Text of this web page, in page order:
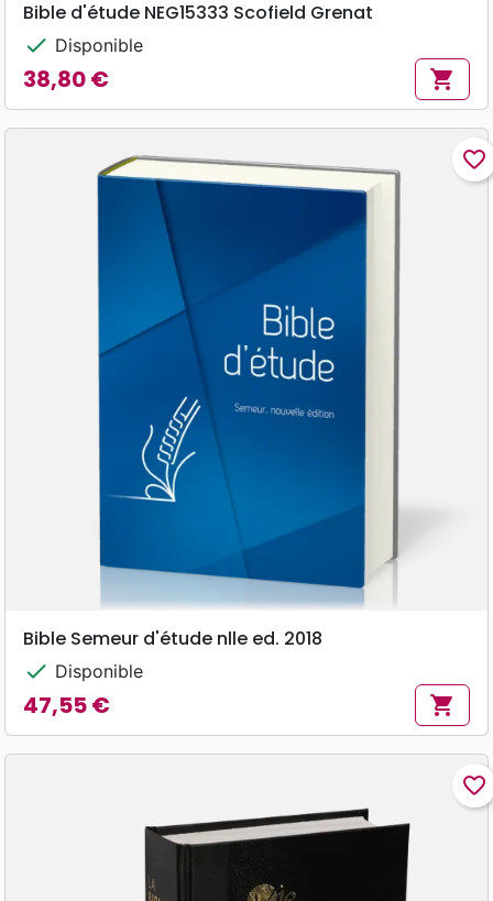
Bible d'étude NEG15333 Scofield Grenat
check Disponible
Prix
38,80 € shopping_cart
favorite_border
Bible Semeur d'étude nlle ed. 2018
check Disponible
Prix
47,55 € shopping_cart
favorite_border